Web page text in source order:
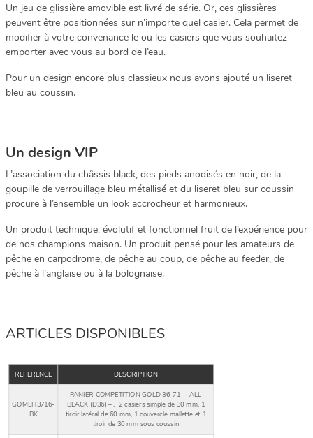
Un jeu de glissière amovible est livré de série. Or, ces glissières
peuvent être positionnées sur n’importe quel casier. Cela permet de
modifier à votre convenance le ou les casiers que vous souhaitez
emporter avec vous au bord de l’eau.
Pour un design encore plus classieux nous avons ajouté un liseret
bleu au coussin.
Un design VIP
L’association du châssis black, des pieds anodisés en noir, de la
goupille de verrouillage bleu métallisé et du liseret bleu sur coussin
procure à l’ensemble un look accrocheur et harmonieux.
Un produit technique, évolutif et fonctionnel fruit de l’expérience pour
de nos champions maison. Un produit pensé pour les amateurs de
pêche en carpodrome, de pêche au coup, de pêche au feeder, de
pêche à l’anglaise ou à la bolognaise.
ARTICLES DISPONIBLES
REFERENCE DESCRIPTION
GOMEH3716-
BK
PANIER COMPETITION GOLD 36-71 – ALL
BLACK (D36) – , 2 casiers simple de 30 mm, 1
tiroir latéral de 60 mm, 1 couvercle mallette et 1
tiroir de 30 mm sous coussin